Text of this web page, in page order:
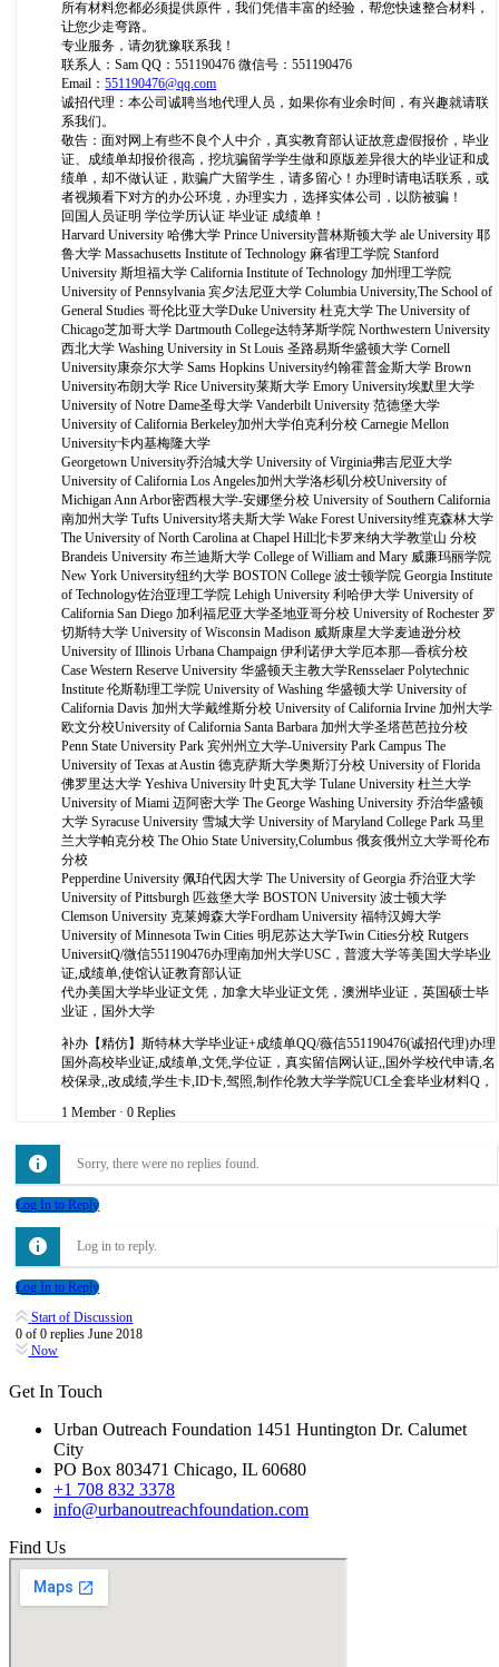
所有材料您都必须提供原件，我们凭借丰富的经验，帮您快速整合材料，
让您少走弯路。
专业服务，请勿犹豫联系我！
联系人：Sam QQ：551190476 微信号：551190476
Email：551190476@qq.com
诚招代理：本公司诚聘当地代理人员，如果你有业余时间，有兴趣就请联
系我们。
敬告：面对网上有些不良个人中介，真实教育部认证故意虚假报价，毕业
证、成绩单却报价很高，挖坑骗留学学生做和原版差异很大的毕业证和成
绩单，却不做认证，欺骗广大留学生，请多留心！办理时请电话联系，或
者视频看下对方的办公环境，办理实力，选择实体公司，以防被骗！
回国人员证明 学位学历认证 毕业证 成绩单！
Harvard University 哈佛大学 Prince University普林斯顿大学 ale University 耶
鲁大学 Massachusetts Institute of Technology 麻省理工学院 Stanford
University 斯坦福大学 California Institute of Technology 加州理工学院
University of Pennsylvania 宾夕法尼亚大学 Columbia University,The School of
General Studies 哥伦比亚大学Duke University 杜克大学 The University of
Chicago芝加哥大学 Dartmouth College达特茅斯学院 Northwestern University
西北大学 Washing University in St Louis 圣路易斯华盛顿大学 Cornell
University康奈尔大学 Sams Hopkins University约翰霍普金斯大学 Brown
University布朗大学 Rice University莱斯大学 Emory University埃默里大学
University of Notre Dame圣母大学 Vanderbilt University 范德堡大学
University of California Berkeley加州大学伯克利分校 Carnegie Mellon
University卡内基梅隆大学
Georgetown University乔治城大学 University of Virginia弗吉尼亚大学
University of California Los Angeles加州大学洛杉矶分校University of
Michigan Ann Arbor密西根大学-安娜堡分校 University of Southern California
南加州大学 Tufts University塔夫斯大学 Wake Forest University维克森林大学
The University of North Carolina at Chapel Hill北卡罗来纳大学教堂山 分校
Brandeis University 布兰迪斯大学 College of William and Mary 威廉玛丽学院
New York University纽约大学 BOSTON College 波士顿学院 Georgia Institute
of Technology佐治亚理工学院 Lehigh University 利哈伊大学 University of
California San Diego 加利福尼亚大学圣地亚哥分校 University of Rochester 罗
切斯特大学 University of Wisconsin Madison 威斯康星大学麦迪逊分校
University of Illinois Urbana Champaign 伊利诺伊大学厄本那—香槟分校
Case Western Reserve University 华盛顿天主教大学Rensselaer Polytechnic
Institute 伦斯勒理工学院 University of Washing 华盛顿大学 University of
California Davis 加州大学戴维斯分校 University of California Irvine 加州大学
欧文分校University of California Santa Barbara 加州大学圣塔芭芭拉分校
Penn State University Park 宾州州立大学-University Park Campus The
University of Texas at Austin 德克萨斯大学奥斯汀分校 University of Florida
佛罗里达大学 Yeshiva University 叶史瓦大学 Tulane University 杜兰大学
University of Miami 迈阿密大学 The George Washing University 乔治华盛顿
大学 Syracuse University 雪城大学 University of Maryland College Park 马里
兰大学帕克分校 The Ohio State University,Columbus 俄亥俄州立大学哥伦布
分校
Pepperdine University 佩珀代因大学 The University of Georgia 乔治亚大学
University of Pittsburgh 匹兹堡大学 BOSTON University 波士顿大学
Clemson University 克莱姆森大学Fordham University 福特汉姆大学
University of Minnesota Twin Cities 明尼苏达大学Twin Cities分校 Rutgers
UniversitQ/微信551190476办理南加州大学USC，普渡大学等美国大学毕业
证,成绩单,使馆认证教育部认证
代办美国大学毕业证文凭，加拿大毕业证文凭，澳洲毕业证，英国硕士毕
业证，国外大学
补办【精仿】斯特林大学毕业证+成绩单QQ/薇信551190476(诚招代理)办理
国外高校毕业证,成绩单,文凭,学位证，真实留信网认证,,国外学校代申请,名
校保录,,改成绩,学生卡,ID卡,驾照,制作伦敦大学学院UCL全套毕业材料Q，
1 Member · 0 Replies
Sorry, there were no replies found.
Log In to Reply
Log in to reply.
Log In to Reply
Start of Discussion
0 of0 repliesJune 2018
Now
Get In Touch
Urban Outreach Foundation 1451 Huntington Dr. Calumet
City
PO Box 803471 Chicago, IL 60680
+1 708 832 3378
info@urbanoutreachfoundation.com
Find Us